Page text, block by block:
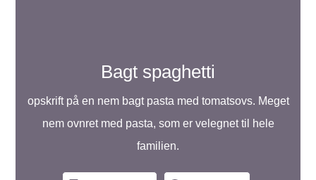
Bagt spaghetti
opskrift på en nem bagt pasta med tomatsovs. Meget
nem ovnret med pasta, som er velegnet til hele
familien.